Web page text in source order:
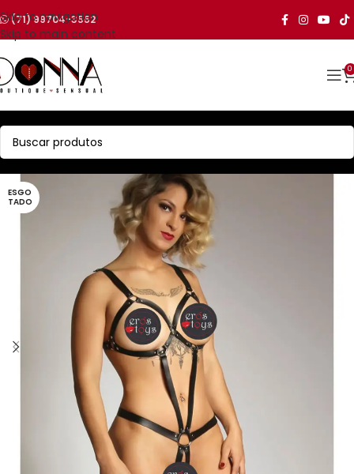
Skip to navigation
Skip to main content
(71) 99704-3552
0
ESGO
TADO